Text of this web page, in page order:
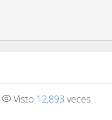
Visto 12,893 veces